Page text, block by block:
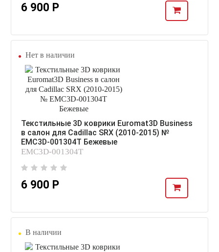
6 900 Р
Нет в наличии
Текстильные 3D коврики Euromat3D Business
в салон для Cadillac SRX (2010-2015) №
EMC3D-001304T Бежевые
EMC3D-001304T
6 900 Р
В наличии